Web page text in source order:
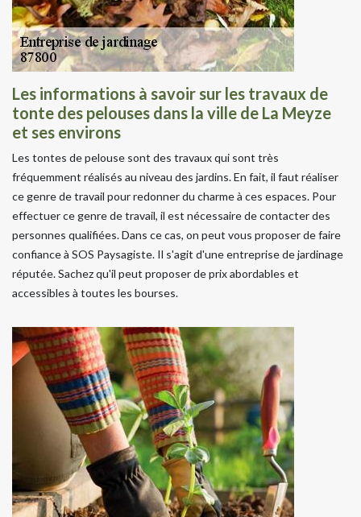
Les informations à savoir sur les travaux de
tonte des pelouses dans la ville de La Meyze
et ses environs
Les tontes de pelouse sont des travaux qui sont très
fréquemment réalisés au niveau des jardins. En fait, il faut réaliser
ce genre de travail pour redonner du charme à ces espaces. Pour
effectuer ce genre de travail, il est nécessaire de contacter des
personnes qualifiées. Dans ce cas, on peut vous proposer de faire
confiance à SOS Paysagiste. Il s'agit d'une entreprise de jardinage
réputée. Sachez qu'il peut proposer de prix abordables et
accessibles à toutes les bourses.